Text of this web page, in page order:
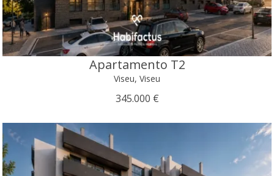
Apartamento T2
Viseu, Viseu
345.000 €